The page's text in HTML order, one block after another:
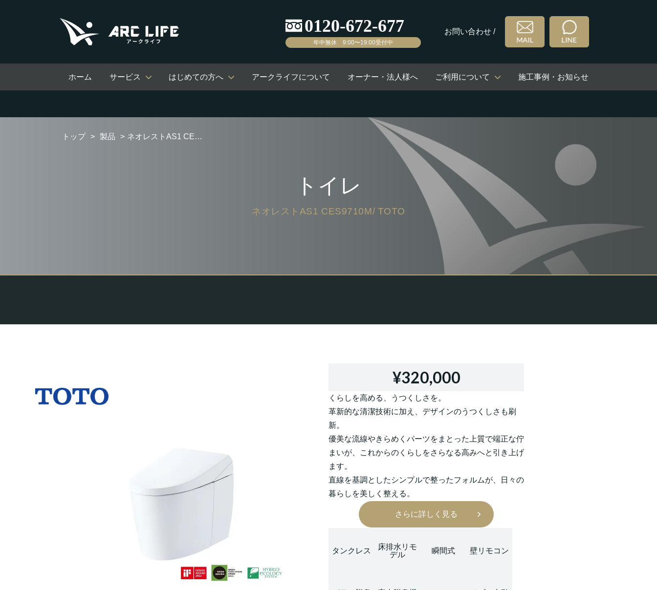
年中無休 9:00〜19:00受付中
お問い合わせ /
ホーム サービス はじめての方へ アークライフについて オーナー・法人様へ ご利用について 施工事例・お知らせ
トップ 製品 ネオレストAS1 CES9710M
トイレ
ネオレストAS1 CES9710M/ TOTO
¥320,000
くらしを高める、うつくしさを。
革新的な清潔技術に加え、デザインのうつくしさも刷
新。
優美な流線やきらめくパーツをまとった上質で端正な佇
まいが、これからのくらしをさらなる高みへと引き上げ
ます。
直線を基調としたシンプルで整ったフォルムが、日々の
暮らしを美しく整える。
さらに詳しく見る
タンクレス
床排水リモ
デル
瞬間式 壁リモコン